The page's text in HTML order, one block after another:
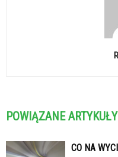
POWIĄZANE ARTYKUŁY
CO NA